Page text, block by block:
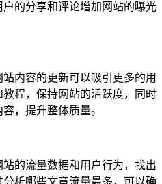
的分享和评论增加网站的曝光
内容的更新可以吸引更多的用
程，保持网站的活跃度，同时
，提升整体质量。
的流量数据和用户行为，找出